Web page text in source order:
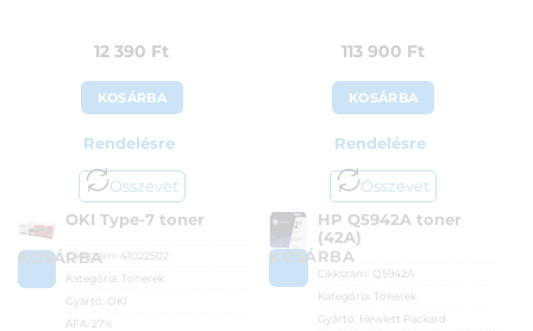
12 390 Ft
KOSÁRBA
Rendelésre
Összevet
KOSÁRBA
OKI Type-7 toner
Cikkszám: 41022502
Kategória:
Tonerek
Gyártó: OKI
ÁFA:
27%
113 900 Ft
KOSÁRBA
Rendelésre
Összevet
KOSÁRBA
HP Q5942A toner
(42A)
Cikkszám: Q5942A
Kategória:
Tonerek
Gyártó: Hewlett Packard